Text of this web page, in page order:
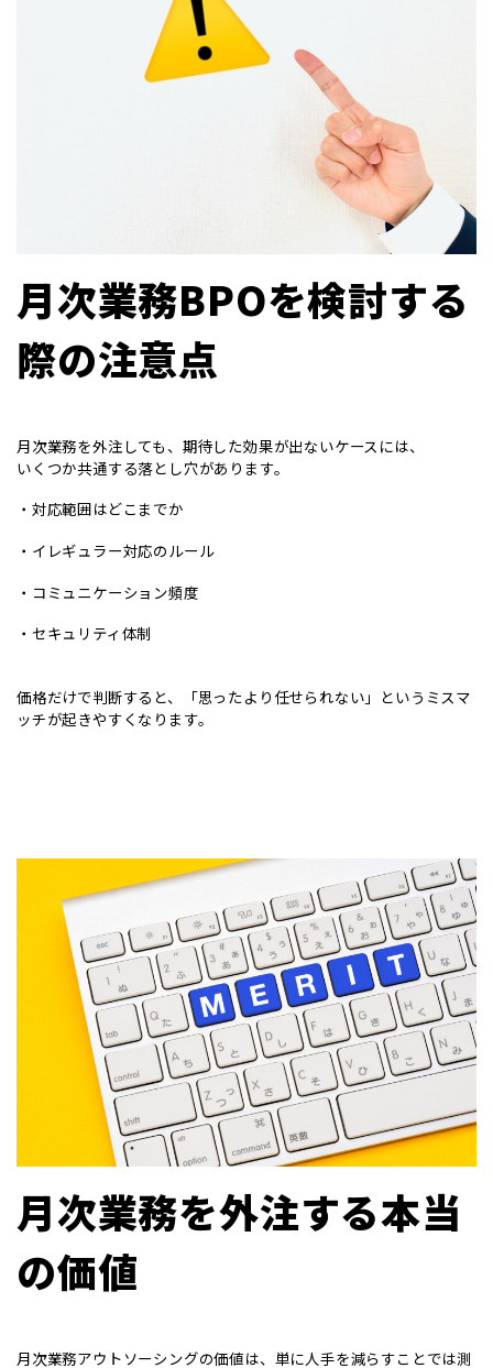
月次業務BPOを検討する
際の注意点
月次業務を外注しても、期待した効果が出ないケースには、
いくつか共通する落とし穴があります。
・対応範囲はどこまでか
・イレギュラー対応のルール
・コミュニケーション頻度
・セキュリティ体制
価格だけで判断すると、「思ったより任せられない」というミスマ
ッチが起きやすくなります。
月次業務を外注する本当
の価値
月次業務アウトソーシングの価値は、単に人手を減らすことでは測